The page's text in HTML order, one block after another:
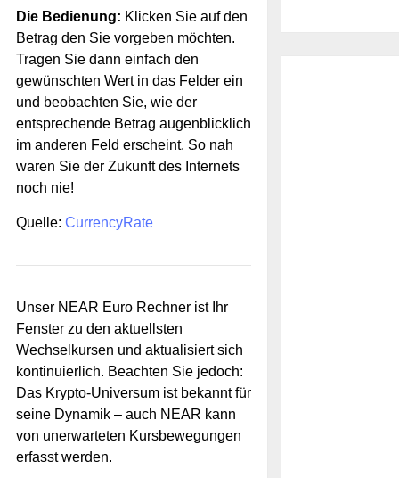
Die Bedienung: Klicken Sie auf den
Betrag den Sie vorgeben möchten.
Tragen Sie dann einfach den
gewünschten Wert in das Felder ein
und beobachten Sie, wie der
entsprechende Betrag augenblicklich
im anderen Feld erscheint. So nah
waren Sie der Zukunft des Internets
noch nie!
Quelle: CurrencyRate
Unser NEAR Euro Rechner ist Ihr
Fenster zu den aktuellsten
Wechselkursen und aktualisiert sich
kontinuierlich. Beachten Sie jedoch:
Das Krypto-Universum ist bekannt für
seine Dynamik – auch NEAR kann
von unerwarteten Kursbewegungen
erfasst werden.